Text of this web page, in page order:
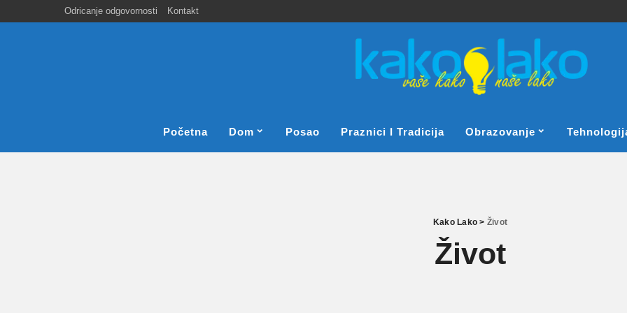
Odricanje odgovornosti Kontakt
Početna Dom Posao Praznici I Tradicija Obrazovanje
Kako Lako > Život
Život